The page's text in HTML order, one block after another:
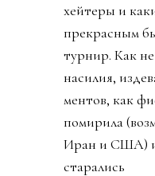
хейтеры и
прекрасным
турнир. Как
насилия,
ментов, как
помирила
Иран и США)
старались